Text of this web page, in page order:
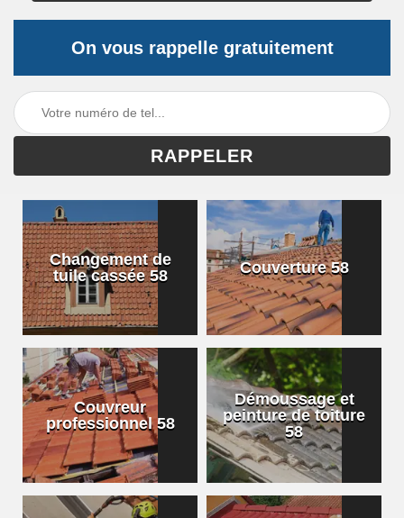
On vous rappelle gratuitement
Changement de
tuile cassée 58
Couverture 58
Couvreur
professionnel 58
Démoussage et
peinture de toiture
58